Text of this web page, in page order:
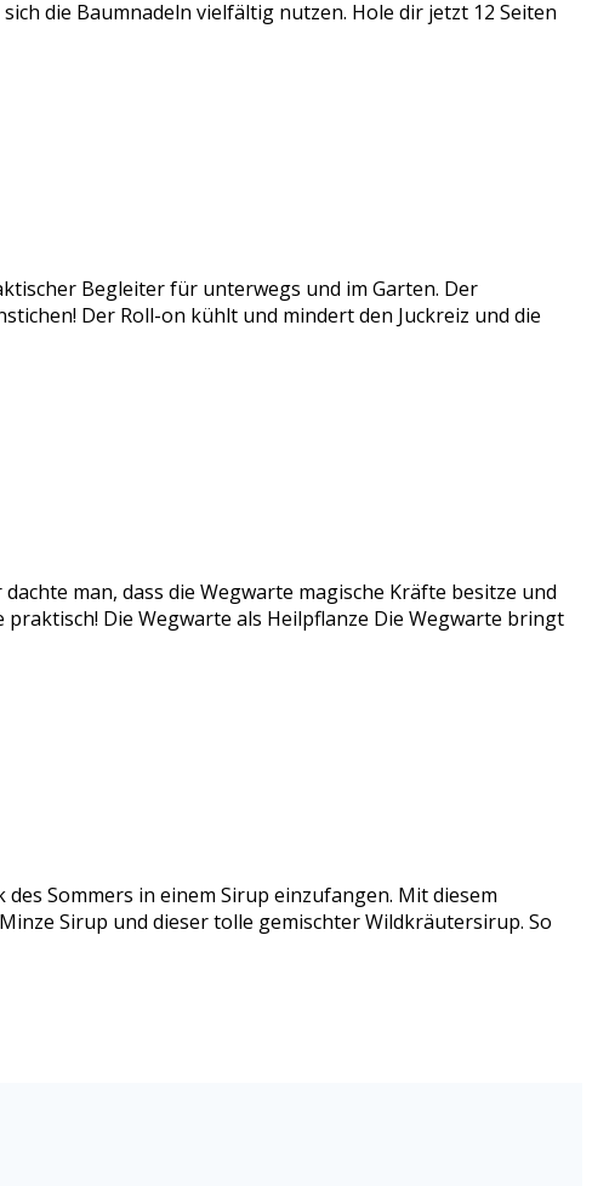
die Baumnadeln vielfältig nutzen. Hole dir jetzt 12 Seiten
Begleiter für unterwegs und im Garten. Der
Der Roll-on kühlt und mindert den Juckreiz und die
man, dass die Wegwarte magische Kräfte besitze und
Die Wegwarte als Heilpflanze Die Wegwarte bringt
Sommers in einem Sirup einzufangen. Mit diesem
Sirup und dieser tolle gemischter Wildkräutersirup. So